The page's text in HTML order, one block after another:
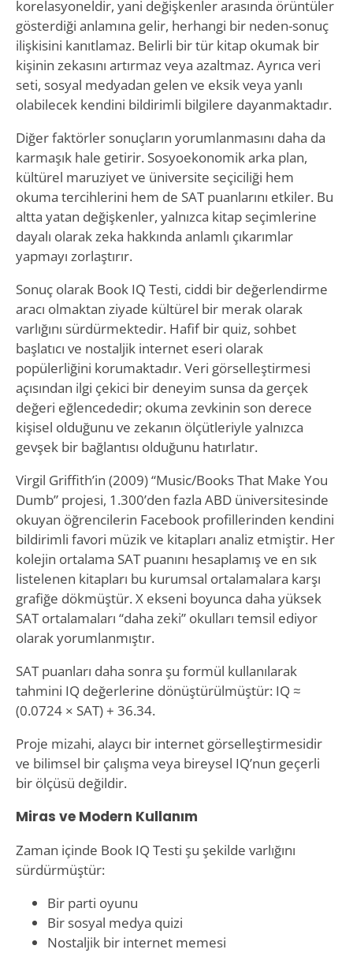
korelasyoneldir, yani değişkenler arasında örüntüler
gösterdiği anlamına gelir, herhangi bir neden-sonuç
ilişkisini kanıtlamaz. Belirli bir tür kitap okumak bir
kişinin zekasını artırmaz veya azaltmaz. Ayrıca veri
seti, sosyal medyadan gelen ve eksik veya yanlı
olabilecek kendini bildirimli bilgilere dayanmaktadır.
Diğer faktörler sonuçların yorumlanmasını daha da
karmaşık hale getirir. Sosyoekonomik arka plan,
kültürel maruziyet ve üniversite seçiciliği hem
okuma tercihlerini hem de SAT puanlarını etkiler. Bu
altta yatan değişkenler, yalnızca kitap seçimlerine
dayalı olarak zeka hakkında anlamlı çıkarımlar
yapmayı zorlaştırır.
Sonuç olarak Book IQ Testi, ciddi bir değerlendirme
aracı olmaktan ziyade kültürel bir merak olarak
varlığını sürdürmektedir. Hafif bir quiz, sohbet
başlatıcı ve nostaljik internet eseri olarak
popülerliğini korumaktadır. Veri görselleştirmesi
açısından ilgi çekici bir deneyim sunsa da gerçek
değeri eğlencededir; okuma zevkinin son derece
kişisel olduğunu ve zekanın ölçütleriyle yalnızca
gevşek bir bağlantısı olduğunu hatırlatır.
Virgil Griffith’in (2009) “Music/Books That Make You
Dumb” projesi, 1.300’den fazla ABD üniversitesinde
okuyan öğrencilerin Facebook profillerinden kendini
bildirimli favori müzik ve kitapları analiz etmiştir. Her
kolejin ortalama SAT puanını hesaplamış ve en sık
listelenen kitapları bu kurumsal ortalamalara karşı
grafiğe dökmüştür. X ekseni boyunca daha yüksek
SAT ortalamaları “daha zeki” okulları temsil ediyor
olarak yorumlanmıştır.
SAT puanları daha sonra şu formül kullanılarak
tahmini IQ değerlerine dönüştürülmüştür: IQ ≈
(0.0724 × SAT) + 36.34.
Proje mizahi, alaycı bir internet görselleştirmesidir
ve bilimsel bir çalışma veya bireysel IQ’nun geçerli
bir ölçüsü değildir.
Miras ve Modern Kullanım
Zaman içinde Book IQ Testi şu şekilde varlığını
sürdürmüştür:
Bir parti oyunu
Bir sosyal medya quizi
Nostaljik bir internet memesi